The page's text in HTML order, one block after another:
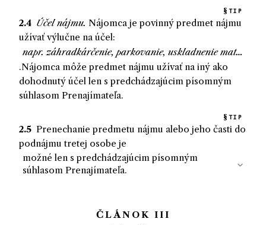
TIP
2.4 Účel nájmu. Nájomca je povinný predmet nájmu
užívať výlučne na účel:
.Nájomca môže predmet nájmu užívať na iný ako
dohodnutý účel len s predchádzajúcim písomným
súhlasom Prenajímateľa.
TIP
2.5 Prenechanie predmetu nájmu alebo jeho časti do
podnájmu tretej osobe je
ČLÁNOK III